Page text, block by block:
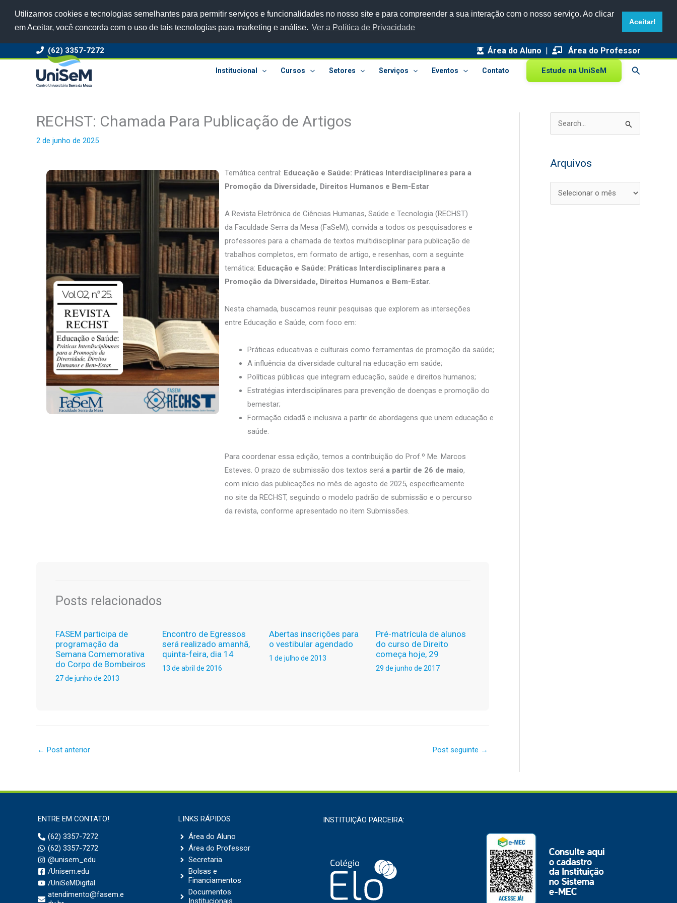
Utilizamos cookies e tecnologias semelhantes para permitir serviços e funcionalidades no nosso site e para compreender a sua interação com o nosso serviço. Ao clicar
em Aceitar, você concorda com o uso de tais tecnologias para marketing e análise. Ver a Política de Privacidade
Aceitar!
(62) 3357-7272 Área do Aluno | Área do Professor
Institucional Cursos Setores Serviços Eventos Contato Estude na UniSeM Pesquisar
RECHST: Chamada Para Publicação de Artigos
2 de junho de 2025
Temática central: Educação e Saúde: Práticas Interdisciplinares para a
Promoção da Diversidade, Direitos Humanos e Bem-Estar
A Revista Eletrônica de Ciências Humanas, Saúde e Tecnologia (RECHST)
da Faculdade Serra da Mesa (FaSeM), convida a todos os pesquisadores e
professores para a chamada de textos multidisciplinar para publicação de
trabalhos completos, em formato de artigo, e resenhas, com a seguinte
temática: Educação e Saúde: Práticas Interdisciplinares para a
Promoção da Diversidade, Direitos Humanos e Bem-Estar.
Nesta chamada, buscamos reunir pesquisas que explorem as interseções
entre Educação e Saúde, com foco em:
Práticas educativas e culturais como ferramentas de promoção da saúde;
A influência da diversidade cultural na educação em saúde;
Políticas públicas que integram educação, saúde e direitos humanos;
Estratégias interdisciplinares para prevenção de doenças e promoção do
bemestar;
Formação cidadã e inclusiva a partir de abordagens que unem educação e
saúde.
Para coordenar essa edição, temos a contribuição do Prof.º Me. Marcos
Esteves. O prazo de submissão dos textos será a partir de 26 de maio,
com início das publicações no mês de agosto de 2025, especificamente
no site da RECHST, seguindo o modelo padrão de submissão e o percurso
da revista, conforme apresentado no item Submissões.
Posts relacionados
FASEM participa de
programação da
Semana Comemorativa
do Corpo de Bombeiros
27 de junho de 2013
Encontro de Egressos
será realizado amanhã,
quinta-feira, dia 14
13 de abril de 2016
Abertas inscrições para
o vestibular agendado
1 de julho de 2013
Pré-matrícula de alunos
do curso de Direito
começa hoje, 29
29 de junho de 2017
← Post anterior Post seguinte →
Arquivos
A
q
i
ENTRE EM CONTATO!
(62) 3357-7272
(62) 3357-7272
@unisem_edu
/Unisem.edu
/UniSeMDigital
atendimento@fasem.e
LINKS RÁPIDOS
Área do Aluno
Área do Professor
Secretaria
Bolsas e
Financiamentos
Documentos
INSTITUIÇÃO PARCEIRA: